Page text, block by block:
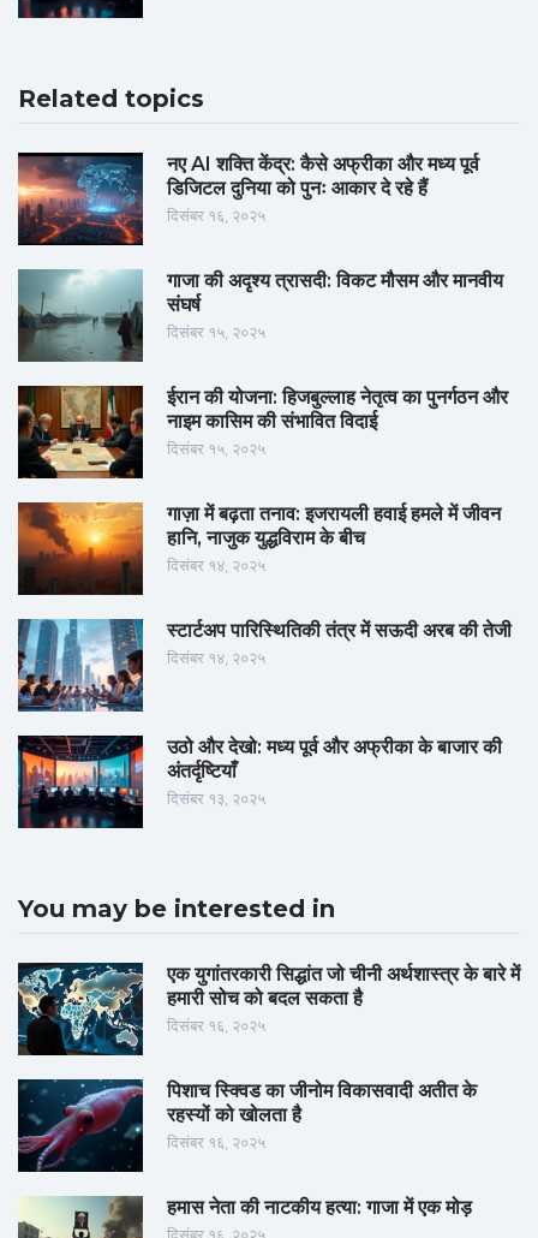
Related topics
नए AI शक्ति केंद्र: कैसे अफ्रीका और मध्य पूर्व
डिजिटल दुनिया को पुनः आकार दे रहे हैं
दिसंबर १६, २०२५
गाजा की अदृश्य त्रासदी: विकट मौसम और मानवीय
संघर्ष
दिसंबर १५, २०२५
ईरान की योजना: हिजबुल्लाह नेतृत्व का पुनर्गठन और
नाइम कासिम की संभावित विदाई
दिसंबर १५, २०२५
गाज़ा में बढ़ता तनाव: इजरायली हवाई हमले में जीवन
हानि, नाजुक युद्धविराम के बीच
दिसंबर १४, २०२५
स्टार्टअप पारिस्थितिकी तंत्र में सऊदी अरब की तेजी
दिसंबर १४, २०२५
उठो और देखो: मध्य पूर्व और अफ्रीका के बाजार की
अंतर्दृष्टियाँ
दिसंबर १३, २०२५
You may be interested in
एक युगांतरकारी सिद्धांत जो चीनी अर्थशास्त्र के बारे में
हमारी सोच को बदल सकता है
दिसंबर १६, २०२५
पिशाच स्क्विड का जीनोम विकासवादी अतीत के
रहस्यों को खोलता है
दिसंबर १६, २०२५
हमास नेता की नाटकीय हत्या: गाजा में एक मोड़